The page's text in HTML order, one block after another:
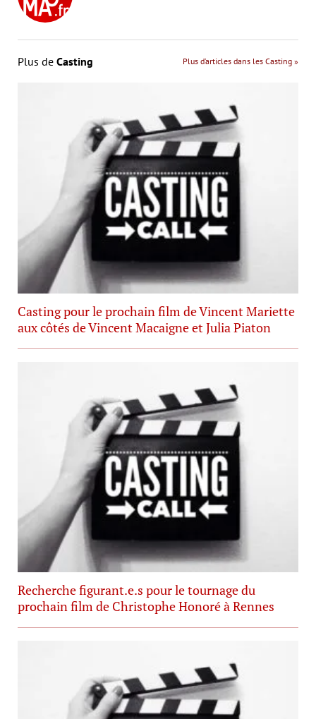
Plus de Casting Plus d’articles dans les Casting »
Casting pour le prochain film de Vincent Mariette
aux côtés de Vincent Macaigne et Julia Piaton
Recherche figurant.e.s pour le tournage du
prochain film de Christophe Honoré à Rennes